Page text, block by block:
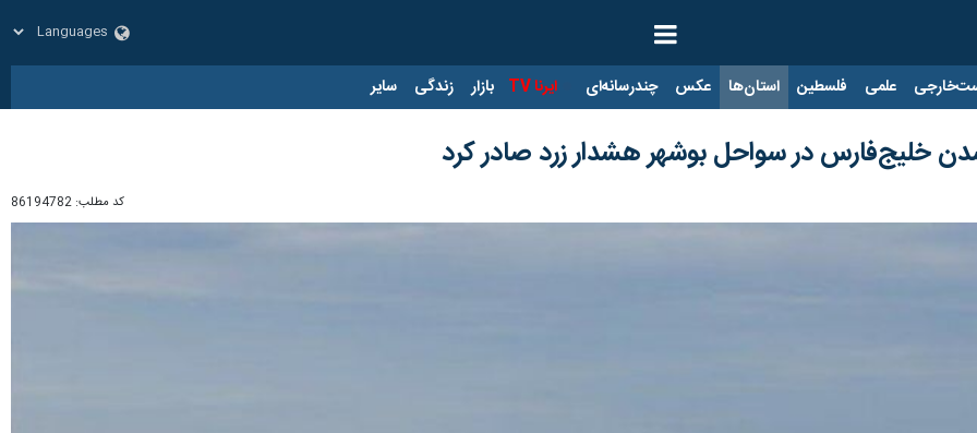
علمی فلسطین استان‌ها عکس چندرسانه‌ای ایرنا TV بازار زندگی سایر
خلیج‌فارس در سواحل بوشهر هشدار زرد صادر کرد
کد مطلب: 86194782